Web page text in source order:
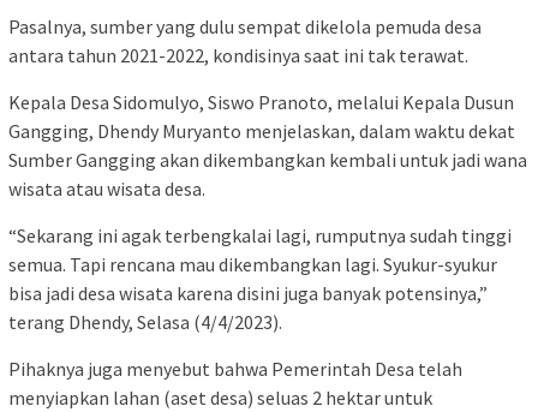
Pasalnya, sumber yang dulu sempat dikelola pemuda desa
antara tahun 2021-2022, kondisinya saat ini tak terawat.
Kepala Desa Sidomulyo, Siswo Pranoto, melalui Kepala Dusun
Gangging, Dhendy Muryanto menjelaskan, dalam waktu dekat
Sumber Gangging akan dikembangkan kembali untuk jadi wana
wisata atau wisata desa.
“Sekarang ini agak terbengkalai lagi, rumputnya sudah tinggi
semua. Tapi rencana mau dikembangkan lagi. Syukur-syukur
bisa jadi desa wisata karena disini juga banyak potensinya,”
terang Dhendy, Selasa (4/4/2023).
Pihaknya juga menyebut bahwa Pemerintah Desa telah
menyiapkan lahan (aset desa) seluas 2 hektar untuk